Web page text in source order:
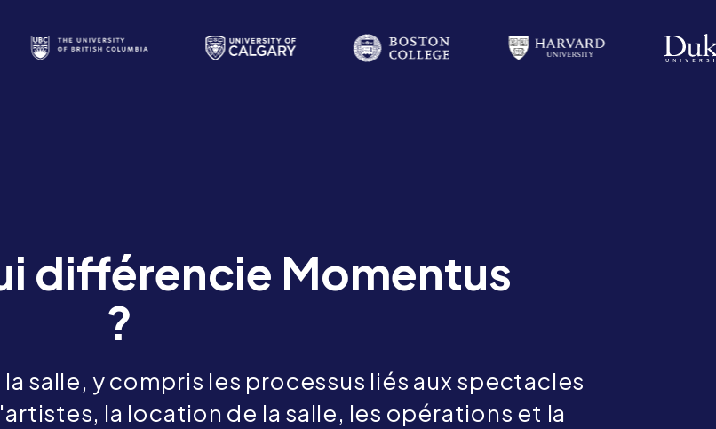
différencie Momentus
?
salle, y compris les processus liés aux spectacles
la location de la salle, les opérations et la